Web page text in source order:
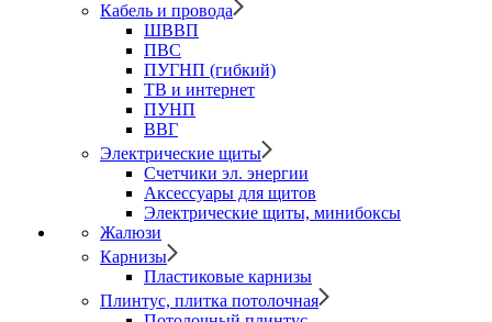
Кабель и провода
ШВВП
ПВС
ПУГНП (гибкий)
ТВ и интернет
ПУНП
ВВГ
Электрические щиты
Счетчики эл. энергии
Аксессуары для щитов
Электрические щиты, минибоксы
Жалюзи
Карнизы
Пластиковые карнизы
Плинтус, плитка потолочная